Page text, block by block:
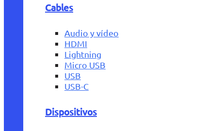
Cables
Audio y vídeo
HDMI
Lightning
Micro USB
USB
USB-C
Dispositivos